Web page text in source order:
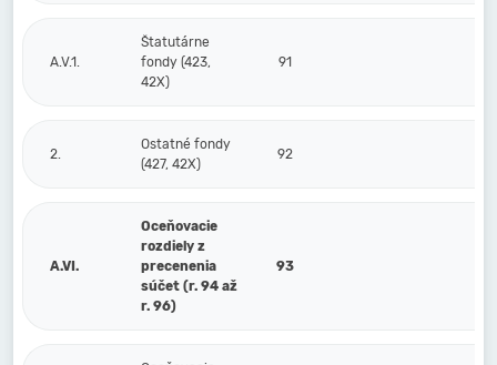
A.V.1.
Štatutárne
fondy (423,
42X)
91
2.
Ostatné fondy
(427, 42X)
92
A.VI.
Oceňovacie
rozdiely z
precenenia
súčet (r. 94 až
r. 96)
93